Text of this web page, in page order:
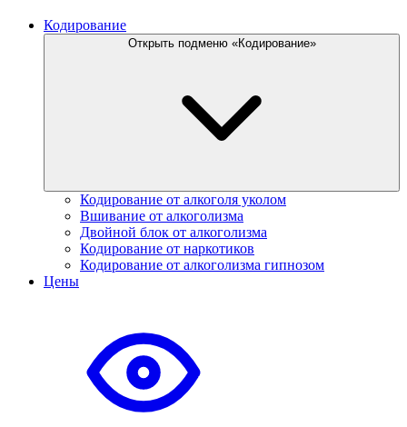
Кодирование
Открыть подменю «Кодирование»
Кодирование от алкоголя уколом
Вшивание от алкоголизма
Двойной блок от алкоголизма
Кодирование от наркотиков
Кодирование от алкоголизма гипнозом
Цены